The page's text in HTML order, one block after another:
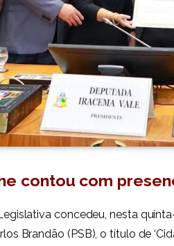
contou com
concedeu, nesta
Brandão (PSB), o título de